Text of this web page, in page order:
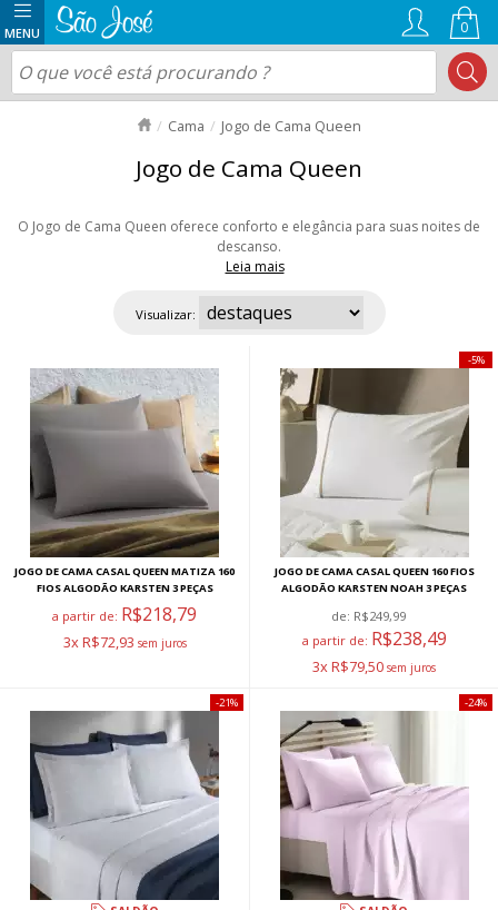
0
Cama Jogo de Cama Queen
Jogo de Cama Queen
O Jogo de Cama Queen oferece conforto e elegância para suas noites de
descanso.
Leia mais
seu quarto com suavidade e sofisticação. Com opções de alta qualidade e
durabilidade, você encontra modelos que atendem a todos os gostos.
Visualizar:
JOGO DE CAMA CASAL QUEEN MATIZA 160
FIOS ALGODÃO KARSTEN 3 PEÇAS
a partir de: R$218,79
3x R$72,93
JOGO DE CAMA CASAL QUEEN 160 FIOS
ALGODÃO KARSTEN NOAH 3 PEÇAS
de: R$249,99
a partir de: R$238,49
3x R$79,50
5%
21% 24%